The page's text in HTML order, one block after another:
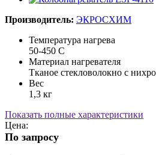
Производитель: ЭКРОСХИМ
Температура нагрева
50-450 С
Материал нагревателя
Тканое стекловолокно с
Вес
1,3 кг
Показать полные характеристики
Цена:
По запросу